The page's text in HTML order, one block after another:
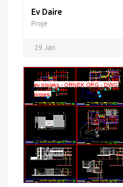
Ev Daire
Proje
29 Jan